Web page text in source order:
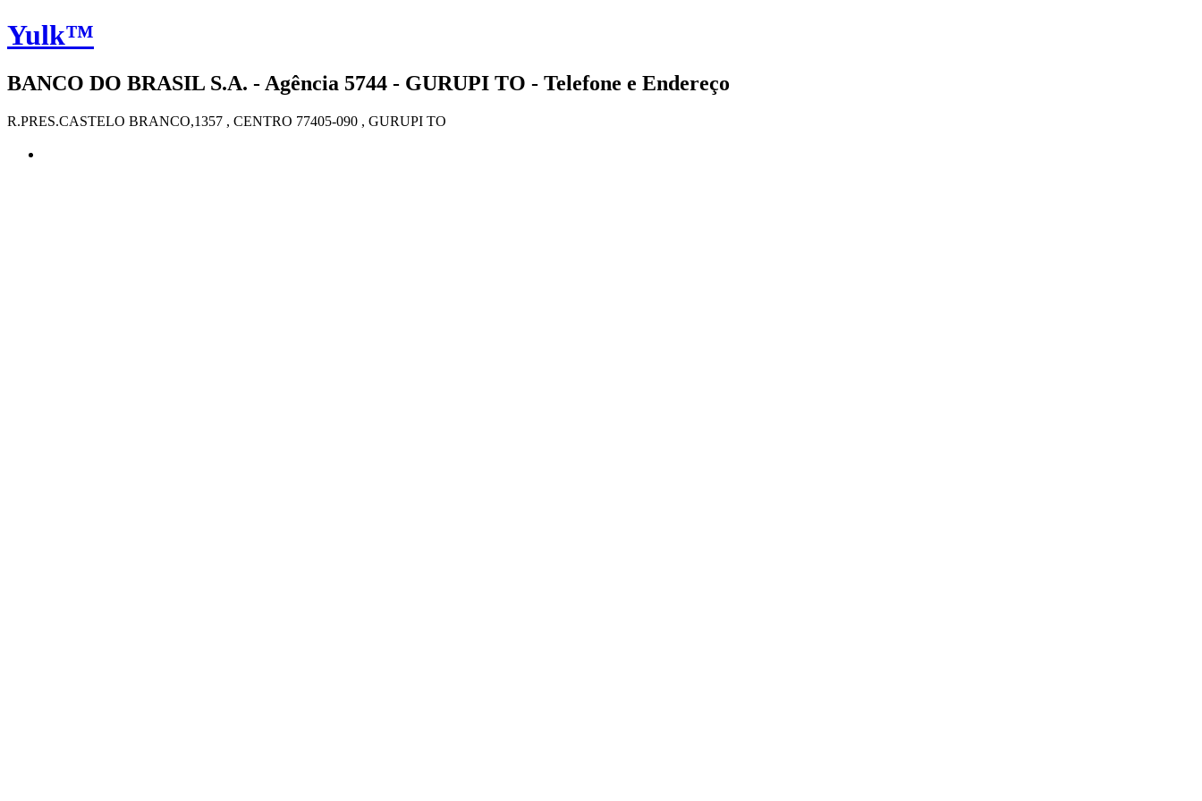
Yulk™
BANCO DO BRASIL S.A. - Agência 5744 - GURUPI TO - Telefone e Endereço
R.PRES.CASTELO BRANCO,1357 , CENTRO 77405-090 , GURUPI TO